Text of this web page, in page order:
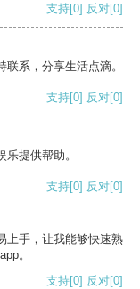
支持[0] 反对[0]
系，分享生活点滴。
支持[0] 反对[0]
提供帮助。
支持[0] 反对[0]
上手，让我能够快速熟
。
支持[0] 反对[0]